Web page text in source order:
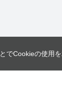
Cookieの使用を